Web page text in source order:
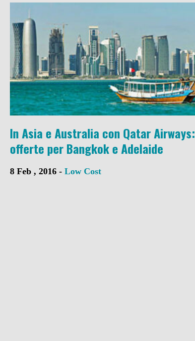
In Asia e Australia con Qatar Airways:
offerte per Bangkok e Adelaide
8 Feb , 2016 -Low Cost